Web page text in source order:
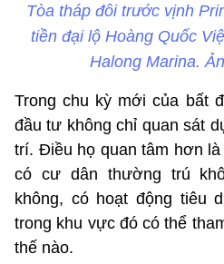
Tòa tháp đôi trước vịnh
tiền đại lộ Hoàng Quốc
Halong Marina.
Trong chu kỳ mới của bất
đầu tư không chỉ quan sát
trí. Điều họ quan tâm hơn
có cư dân thường trú
không, có hoạt động tiêu
trong khu vực đó có thể
thế nào.